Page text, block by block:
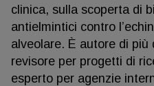
clinica, sulla scoperta di
antielmintici contro
alveolare. È autore di
revisore per progetti di
esperto per agenzie